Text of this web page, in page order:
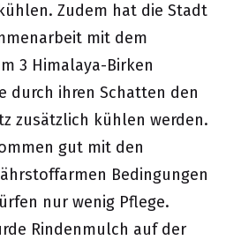
Zudem hat die Stadt
mit dem
3 Himalaya-Birken
durch ihren Schatten den
zusätzlich kühlen werden.
gut mit den
Bedingungen
nur wenig Pflege.
Rindenmulch auf der